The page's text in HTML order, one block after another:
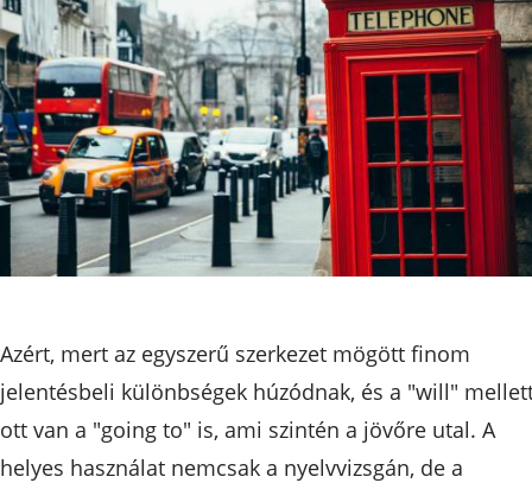
Azért, mert az egyszerű szerkezet mögött finom
jelentésbeli különbségek húzódnak, és a "will"
ott van a "going to" is, ami szintén a jövőre utal. A
helyes használat nemcsak a nyelvvizsgán, de a